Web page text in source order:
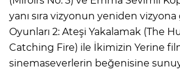
yanı sıra vizyonun yeniden vizyona
Oyunları 2: Ateşi Yakalamak (The
Catching Fire) ile İkimizin Yerine
sinemaseverlerin beğenisine